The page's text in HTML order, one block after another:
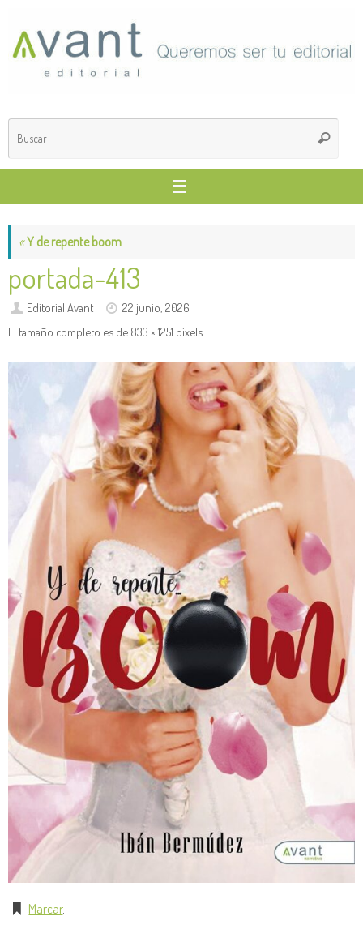
contenido
Buscar
«Y de repente boom
portada-413
Editorial Avant
22 junio, 2026
El tamaño completo es de 833 × 1251 pixels
Marcar.